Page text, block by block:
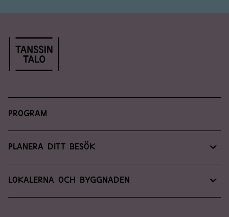
Program
Planera ditt besök
Lokalerna och byggnaden